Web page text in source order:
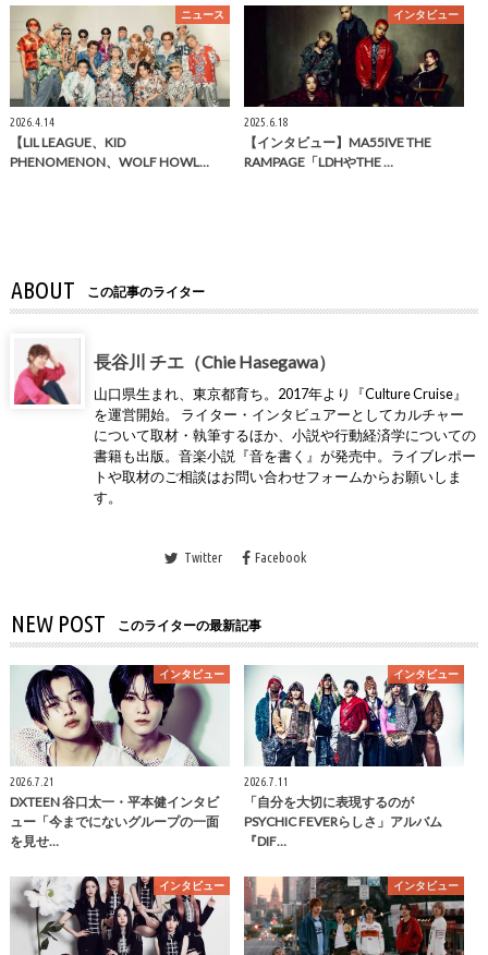
ニュース
2026.4.14
【LIL LEAGUE、KID
PHENOMENON、WOLF HOWL…
インタビュー
2025.6.18
【インタビュー】MA55IVE THE
RAMPAGE「LDHやTHE …
ABOUT この記事のライター
長谷川 チエ（Chie Hasegawa）
山口県生まれ、東京都育ち。2017年より『Culture Cruise』
を運営開始。 ライター・インタビュアーとしてカルチャー
について取材・執筆するほか、小説や行動経済学についての
書籍も出版。音楽小説『音を書く』が発売中。ライブレポー
トや取材のご相談はお問い合わせフォームからお願いしま
す。
Twitter Facebook
NEW POST このライターの最新記事
インタビュー
2026.7.21
DXTEEN 谷口太一・平本健インタビ
ュー「今までにないグループの一面
を見せ…
インタビュー
2026.7.11
「自分を大切に表現するのが
PSYCHIC FEVERらしさ」アルバム
『DIF…
インタビュー インタビュー